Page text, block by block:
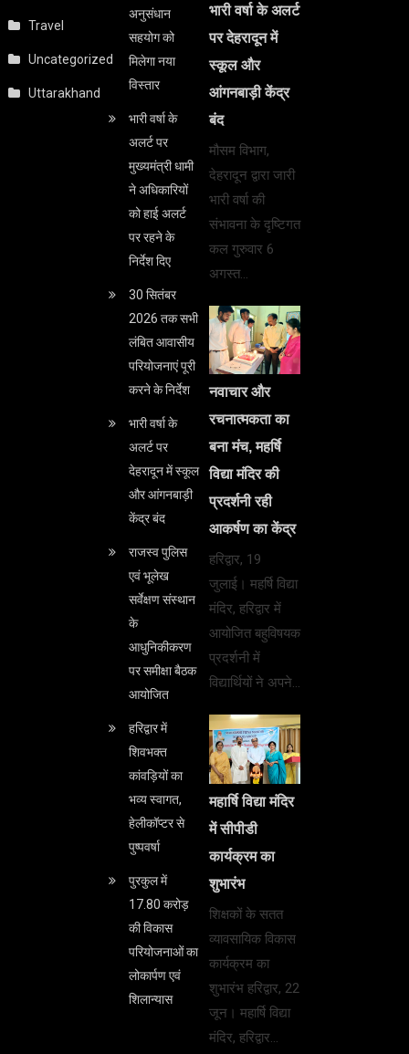
Travel
Uncategorized
Uttarakhand
अनुसंधान
सहयोग को
मिलेगा नया
विस्तार
भारी वर्षा के
अलर्ट पर
मुख्यमंत्री धामी
ने अधिकारियों
को हाई अलर्ट
पर रहने के
निर्देश दिए
30 सितंबर
2026 तक सभी
लंबित आवासीय
परियोजनाएं पूरी
करने के निर्देश
भारी वर्षा के
अलर्ट पर
देहरादून में स्कूल
और आंगनबाड़ी
केंद्र बंद
राजस्व पुलिस
एवं भूलेख
सर्वेक्षण संस्थान
के
आधुनिकीकरण
पर समीक्षा बैठक
आयोजित
हरिद्वार में
शिवभक्त
कांवड़ियों का
भव्य स्वागत,
हेलीकॉप्टर से
पुष्पवर्षा
पुरकुल में
17.80 करोड़
की विकास
परियोजनाओं का
लोकार्पण एवं
शिलान्यास
भारी वर्षा के अलर्ट
पर देहरादून में
स्कूल और
आंगनबाड़ी केंद्र
बंद
मौसम विभाग,
देहरादून द्वारा जारी
भारी वर्षा की
संभावना के दृष्टिगत
कल गुरुवार 6
अगस्त…
नवाचार और
रचनात्मकता का
बना मंच, महर्षि
विद्या मंदिर की
प्रदर्शनी रही
आकर्षण का केंद्र
हरिद्वार, 19
जुलाई। महर्षि विद्या
मंदिर, हरिद्वार में
आयोजित बहुविषयक
प्रदर्शनी में
विद्यार्थियों ने अपने…
महार्षि विद्या मंदिर
में सीपीडी
कार्यक्रम का
शुभारंभ
शिक्षकों के सतत
व्यावसायिक विकास
कार्यक्रम का
शुभारंभ हरिद्वार, 22
जून। महार्षि विद्या
मंदिर, हरिद्वार…